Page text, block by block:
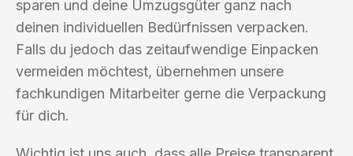
sparen und deine Umzugsgüter ganz nach
deinen individuellen Bedürfnissen verpacken.
Falls du jedoch das zeitaufwendige Einpacken
vermeiden möchtest, übernehmen unsere
fachkundigen Mitarbeiter gerne die Verpackung
für dich.